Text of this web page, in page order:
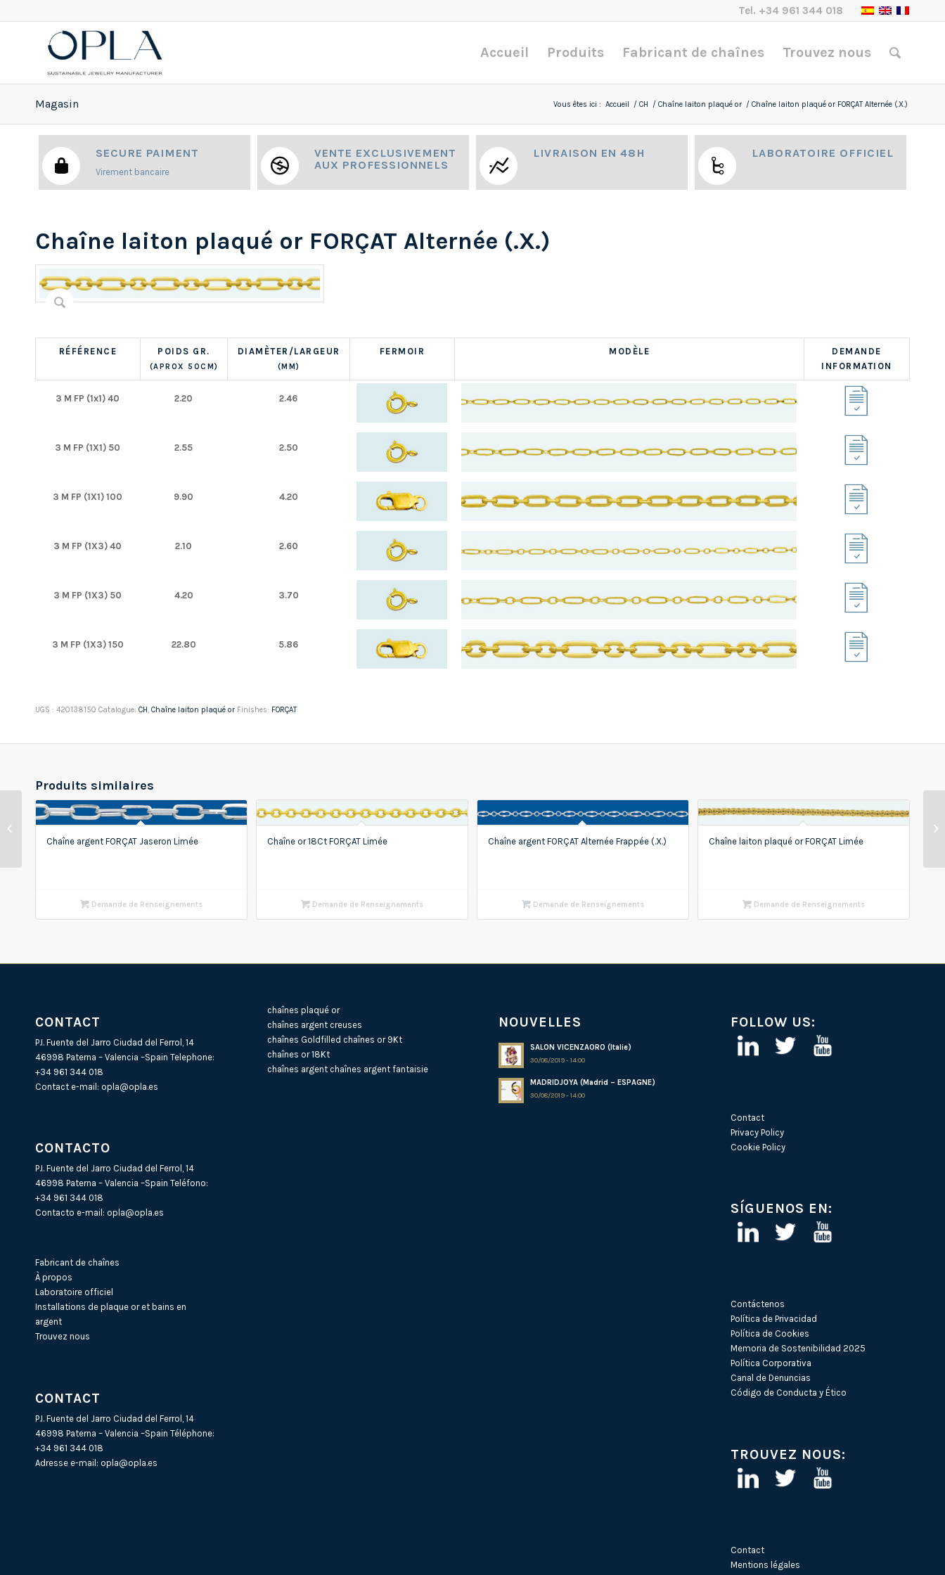
Tel. +34 961 344 018
Accueil Produits Fabricant de chaînes Trouvez nous
Magasin Vous êtes ici : Accueil / CH / Chaîne laiton plaqué or / Chaîne laiton plaqué or FORÇAT Alternée (.X.)
SECURE PAIMENT
Virement bancaire
VENTE EXCLUSIVEMENT
AUX PROFESSIONNELS
LIVRAISON EN 48H LABORATOIRE OFFICIEL
Chaîne laiton plaqué or FORÇAT Alternée (.X.)
RÉFÉRENCE POIDS GR.
(APROX 50CM)
DIAMÈTER/LARGEUR
(MM)
FERMOIR MODÈLE
DEMANDE
INFORMATION
3 M FP (1x1) 40 2.20 2.46
3 M FP (1X1) 50 2.55 2.50
3 M FP (1X1) 100 9.90 4.20
3 M FP (1X3) 40 2.10 2.60
3 M FP (1X3) 50 4.20 3.70
3 M FP (1X3) 150 22.80 5.86
UGS : 420138150 Catalogue: CH, Chaîne laiton plaqué or Finishes: FORÇAT
Produits similaires
Chaîne argent FORÇAT Jaseron Limée
Demande de Renseignements
Chaîne or 18Ct FORÇAT Limée
Demande de Renseignements
Chaîne argent FORÇAT Alternée Frappée (.X.)
Demande de Renseignements
Chaîne laiton plaqué or FORÇAT Limée
Demande de Renseignements
CONTACT
P.I. Fuente del Jarro Ciudad del Ferrol, 14
46998 Paterna – Valencia –Spain Telephone:
+34 961 344 018
Contact e-mail: opla@opla.es
CONTACTO
P.I. Fuente del Jarro Ciudad del Ferrol, 14
46998 Paterna – Valencia –Spain Teléfono:
+34 961 344 018
Contacto e-mail: opla@opla.es
Fabricant de chaînes
À propos
Laboratoire officiel
Installations de plaque or et bains en
argent
Trouvez nous
CONTACT
P.I. Fuente del Jarro Ciudad del Ferrol, 14
46998 Paterna – Valencia –Spain Téléphone:
+34 961 344 018
Adresse e-mail: opla@opla.es
chaînes plaqué or
chaînes argent creuses
chaînes Goldfilled chaînes or 9Kt
chaînes or 18Kt
chaînes argent chaînes argent fantaisie
NOUVELLES
SALON VICENZAORO (Italie)
30/08/2019 - 14:00
MADRIDJOYA (Madrid – ESPAGNE)
30/08/2019 - 14:00
FOLLOW US:
Contact
Privacy Policy
Cookie Policy
SÍGUENOS EN:
Contáctenos
Política de Privacidad
Política de Cookies
Memoria de Sostenibilidad 2025
Política Corporativa
Canal de Denuncias
Código de Conducta y Ético
TROUVEZ NOUS:
Contact
Mentions légales
Chaîne laiton plaqué or
FORÇAT Ronde